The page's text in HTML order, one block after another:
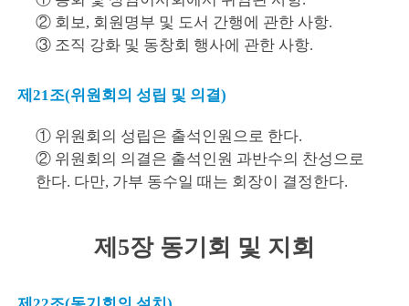
② 회보, 회원명부 및 도서 간행에 관한 사항.
③ 조직 강화 및 동창회 행사에 관한 사항.
제21조(위원회의 성립 및 의결)
① 위원회의 성립은 출석인원으로 한다.
② 위원회의 의결은 출석인원 과반수의 찬성으로
한다. 다만, 가부 동수일 때는 회장이 결정한다.
제5장 동기회 및 지회